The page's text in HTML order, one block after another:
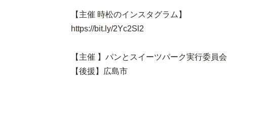
【主催 時松のインスタグラム】
https://bit.ly/2Yc2Sl2
【主催 】パンとスイーツパーク実行委員会
【後援】広島市